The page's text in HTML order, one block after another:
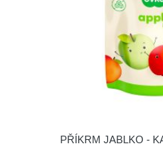
PŘÍKRM JABLKO -